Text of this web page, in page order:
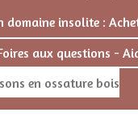
domaine insolite :
aux questions -
en ossature bois